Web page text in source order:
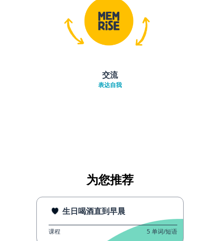
交流
表达自我
为您推荐
生日喝酒直到早晨
课程 5 单词/短语